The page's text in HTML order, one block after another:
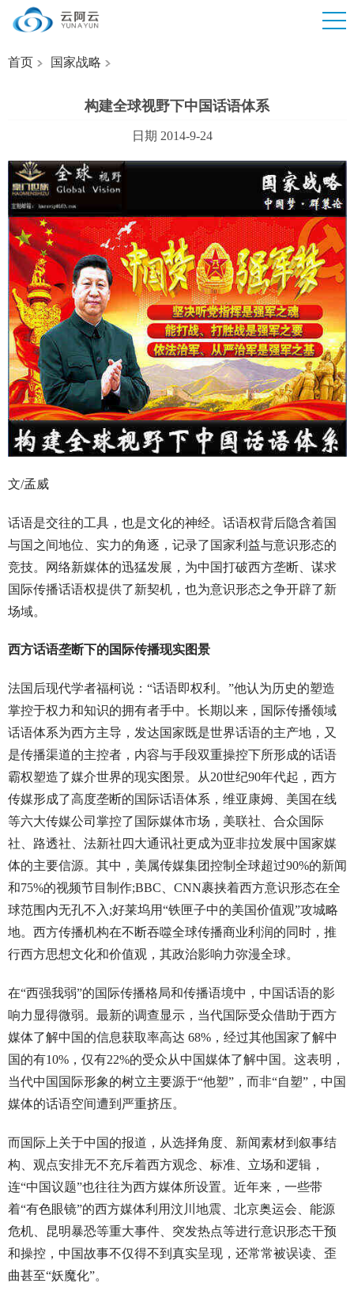
首页 国家战略
构建全球视野下中国话语体系
日期 2014-9-24
文/孟威
话语是交往的工具，也是文化的神经。话语权背后隐含着国
与国之间地位、实力的角逐，记录了国家利益与意识形态的
竞技。网络新媒体的迅猛发展，为中国打破西方垄断、谋求
国际传播话语权提供了新契机，也为意识形态之争开辟了新
场域。
西方话语垄断下的国际传播现实图景
法国后现代学者福柯说：“话语即权利。”他认为历史的塑造
掌控于权力和知识的拥有者手中。长期以来，国际传播领域
话语体系为西方主导，发达国家既是世界话语的主产地，又
是传播渠道的主控者，内容与手段双重操控下所形成的话语
霸权塑造了媒介世界的现实图景。从20世纪90年代起，西方
传媒形成了高度垄断的国际话语体系，维亚康姆、美国在线
等六大传媒公司掌控了国际媒体市场，美联社、合众国际
社、路透社、法新社四大通讯社更成为亚非拉发展中国家媒
体的主要信源。其中，美属传媒集团控制全球超过90%的新闻
和75%的视频节目制作;BBC、CNN裹挟着西方意识形态在全
球范围内无孔不入;好莱坞用“铁匣子中的美国价值观”攻城略
地。西方传播机构在不断吞噬全球传播商业利润的同时，推
行西方思想文化和价值观，其政治影响力弥漫全球。
在“西强我弱”的国际传播格局和传播语境中，中国话语的影
响力显得微弱。最新的调查显示，当代国际受众借助于西方
媒体了解中国的信息获取率高达 68%，经过其他国家了解中
国的有10%，仅有22%的受众从中国媒体了解中国。这表明，
当代中国国际形象的树立主要源于“他塑”，而非“自塑”，中国
媒体的话语空间遭到严重挤压。
而国际上关于中国的报道，从选择角度、新闻素材到叙事结
构、观点安排无不充斥着西方观念、标准、立场和逻辑，
连“中国议题”也往往为西方媒体所设置。近年来，一些带
着“有色眼镜”的西方媒体利用汶川地震、北京奥运会、能源
危机、昆明暴恐等重大事件、突发热点等进行意识形态干预
和操控，中国故事不仅得不到真实呈现，还常常被误读、歪
曲甚至“妖魔化”。